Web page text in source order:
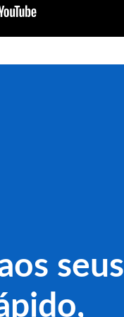
seus